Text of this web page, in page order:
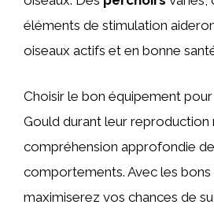
éléments de stimulation
oiseaux actifs et en bonne
Choisir le bon équipement
Gould durant leur reproduction
compréhension approfondie
comportements. Avec les bons
maximiserez vos chances de